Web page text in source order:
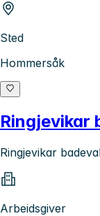
Sted
Hommersåk
Ringjevikar
Ringjevikar
Arbeidsgiver